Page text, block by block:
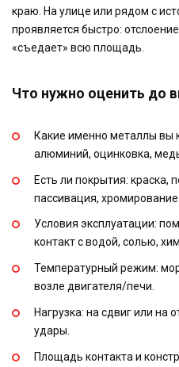
краю. На улице или рядом с
проявляется быстро:
«съедает» всю площадь.
Что нужно оценить до
Какие именно металлы вы
алюминий, оцинковка,
Есть ли покрытия: краска,
пассивация, хромирование.
Условия эксплуатации:
контакт с водой, солью,
Температурный режим:
возле двигателя/печи.
Нагрузка: на сдвиг или на
удары.
Площадь контакта и